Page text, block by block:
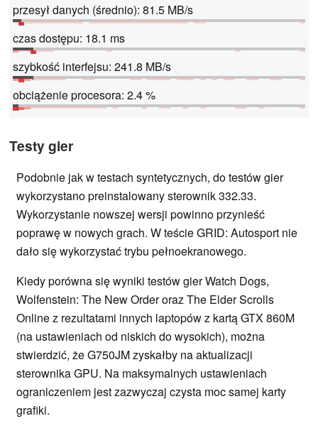
przesył danych (średnio): 81.5 MB/s
czas dostępu: 18.1 ms
szybkość interfejsu: 241.8 MB/s
obciążenie procesora: 2.4 %
Testy gier
Podobnie jak w testach syntetycznych, do testów gier
wykorzystano preinstalowany sterownik 332.33.
Wykorzystanie nowszej wersji powinno przynieść
poprawę w nowych grach. W teście GRID: Autosport nie
dało się wykorzystać trybu pełnoekranowego.
Kiedy porówna się wyniki testów gier Watch Dogs,
Wolfenstein: The New Order oraz The Elder Scrolls
Online z rezultatami innych laptopów z kartą GTX 860M
(na ustawieniach od niskich do wysokich), można
stwierdzić, że G750JM zyskałby na aktualizacji
sterownika GPU. Na maksymalnych ustawieniach
ograniczeniem jest zazwyczaj czysta moc samej karty
grafiki.